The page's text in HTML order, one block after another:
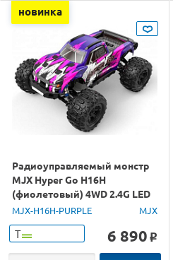
новинка
Радиоуправляемый монстр
MJX Hyper Go H16H
(фиолетовый) 4WD 2.4G LED
GPS 1/16 RTR
MJX-H16H-PURPLE MJX
Т 6 890 o